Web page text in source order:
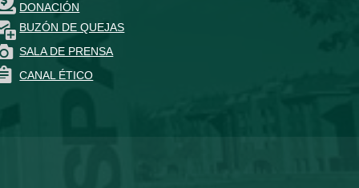
DONACIÓN
BUZÓN DE QUEJAS
SALA DE PRENSA
CANAL ÉTICO